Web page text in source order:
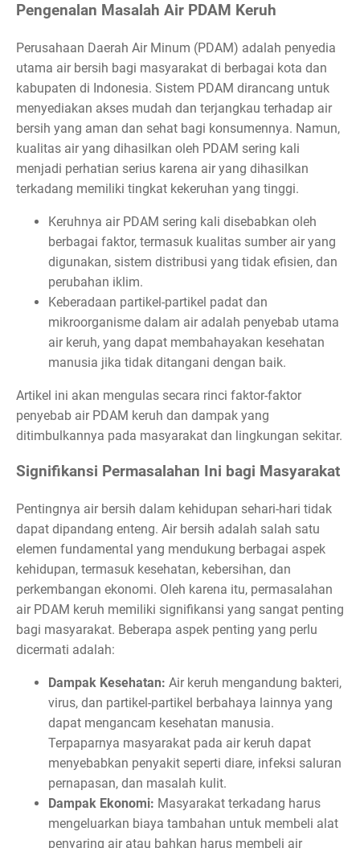
Pengenalan Masalah Air PDAM Keruh
Perusahaan Daerah Air Minum (PDAM) adalah penyedia
utama air bersih bagi masyarakat di berbagai kota dan
kabupaten di Indonesia. Sistem PDAM dirancang untuk
menyediakan akses mudah dan terjangkau terhadap air
bersih yang aman dan sehat bagi konsumennya. Namun,
kualitas air yang dihasilkan oleh PDAM sering kali
menjadi perhatian serius karena air yang dihasilkan
terkadang memiliki tingkat kekeruhan yang tinggi.
Keruhnya air PDAM sering kali disebabkan oleh
berbagai faktor, termasuk kualitas sumber air yang
digunakan, sistem distribusi yang tidak efisien, dan
perubahan iklim.
Keberadaan partikel-partikel padat dan
mikroorganisme dalam air adalah penyebab utama
air keruh, yang dapat membahayakan kesehatan
manusia jika tidak ditangani dengan baik.
Artikel ini akan mengulas secara rinci faktor-faktor
penyebab air PDAM keruh dan dampak yang
ditimbulkannya pada masyarakat dan lingkungan sekitar.
Signifikansi Permasalahan Ini bagi Masyarakat
Pentingnya air bersih dalam kehidupan sehari-hari tidak
dapat dipandang enteng. Air bersih adalah salah satu
elemen fundamental yang mendukung berbagai aspek
kehidupan, termasuk kesehatan, kebersihan, dan
perkembangan ekonomi. Oleh karena itu, permasalahan
air PDAM keruh memiliki signifikansi yang sangat penting
bagi masyarakat. Beberapa aspek penting yang perlu
dicermati adalah:
Dampak Kesehatan: Air keruh mengandung bakteri,
virus, dan partikel-partikel berbahaya lainnya yang
dapat mengancam kesehatan manusia.
Terpaparnya masyarakat pada air keruh dapat
menyebabkan penyakit seperti diare, infeksi saluran
pernapasan, dan masalah kulit.
Dampak Ekonomi: Masyarakat terkadang harus
mengeluarkan biaya tambahan untuk membeli alat
penyaring air atau bahkan harus membeli air